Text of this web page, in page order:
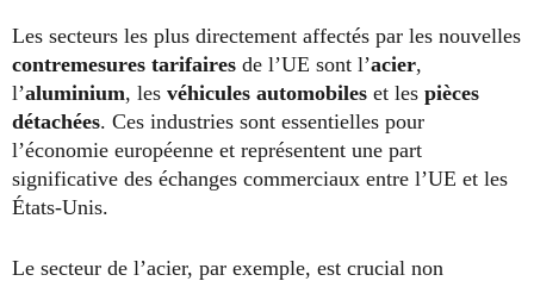
Les secteurs les plus directement affectés par les nouvelles
contremesures tarifaires de l’UE sont l’acier,
l’aluminium, les véhicules automobiles et les pièces
détachées. Ces industries sont essentielles pour
l’économie européenne et représentent une part
significative des échanges commerciaux entre l’UE et les
États-Unis.
Le secteur de l’acier, par exemple, est crucial non